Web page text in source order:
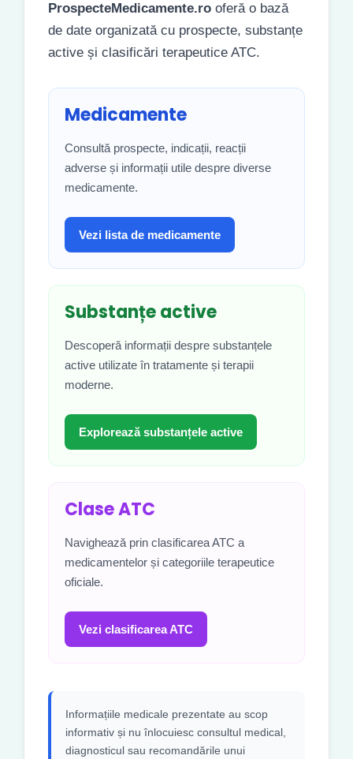
ProspecteMedicamente.ro oferă o bază
de date organizată cu prospecte, substanțe
active și clasificări terapeutice ATC.
Medicamente
Consultă prospecte, indicații, reacții
adverse și informații utile despre diverse
medicamente.
Vezi lista de medicamente
Substanțe active
Descoperă informații despre substanțele
active utilizate în tratamente și terapii
moderne.
Explorează substanțele active
Clase ATC
Navighează prin clasificarea ATC a
medicamentelor și categoriile terapeutice
oficiale.
Vezi clasificarea ATC
Informațiile medicale prezentate au scop
informativ și nu înlocuiesc consultul medical,
diagnosticul sau recomandările unui